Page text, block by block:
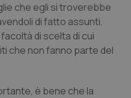
che egli si troverebbe
di fatto assunti,
di scelta di cui
che non fanno parte del
è bene che la